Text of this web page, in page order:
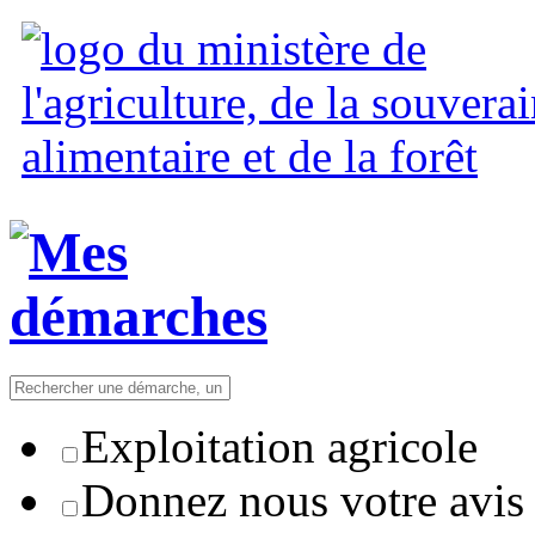
Exploitation agricole
Donnez nous votre avis